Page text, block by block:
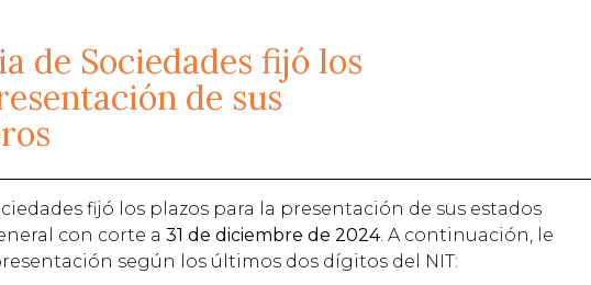
de Sociedades fijó los
de sus
fijó los plazos para la presentación de sus estados
con corte a 31 de diciembre de 2024. A continuación, le
según los últimos dos dígitos del NIT: